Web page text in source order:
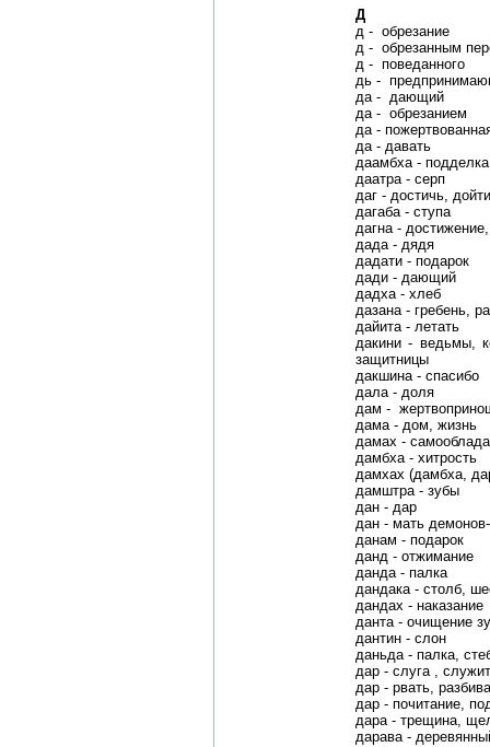
Д
д - обрезание
д - обрезанным
д - поведанного
дь -
да - дающий
да - обрезанием
да -
да - давать
даамбха - подделка
даатра - серп
даг - достичь, дойти
дагаба - ступа
дагна -
дада - дядя
дадати - подарок
дади - дающий
дадха - хлеб
дазана - гребень,
дайита - летать
дакини - ведьмы,
защитницы
дакшина - спасибо
дала - доля
дам -
дама - дом, жизнь
дамах -
дамбха - хитрость
дамхах (дамбха,
дамштра - зубы
дан - дар
дан - мать
данам - подарок
данд - отжимание
данда - палка
дандака - столб,
дандах - наказание
данта - очищение
дантин - слон
даньда - палка,
дар - слуга ,
дар - рвать,
дар - почитание,
дара - трещина,
дарава -